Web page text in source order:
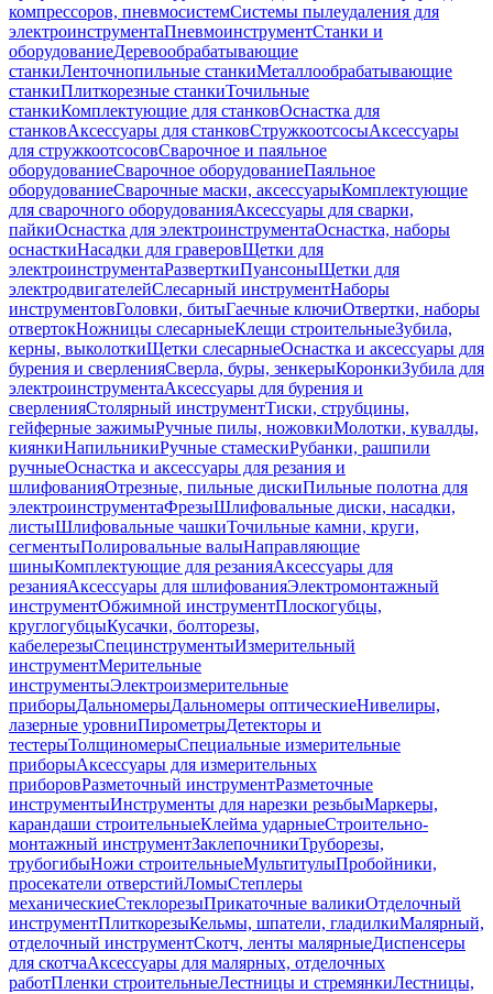
компрессоров, пневмосистемСистемы пылеудаления для
электроинструментаПневмоинструментСтанки и
оборудованиеДеревообрабатывающие
станкиЛенточнопильные станкиМеталлообрабатывающие
станкиПлиткорезные станкиТочильные
станкиКомплектующие для станковОснастка для
станковАксессуары для станковСтружкоотсосыАксессуары
для стружкоотсосовСварочное и паяльное
оборудованиеСварочное оборудованиеПаяльное
оборудованиеСварочные маски, аксессуарыКомплектующие
для сварочного оборудованияАксессуары для сварки,
пайкиОснастка для электроинструментаОснастка, наборы
оснасткиНасадки для граверовЩетки для
электроинструментаРазверткиПуансоныЩетки для
электродвигателейСлесарный инструментНаборы
инструментовГоловки, битыГаечные ключиОтвертки, наборы
отвертокНожницы слесарныеКлещи строительныеЗубила,
керны, выколоткиЩетки слесарныеОснастка и аксессуары для
бурения и сверленияСверла, буры, зенкерыКоронкиЗубила для
электроинструментаАксессуары для бурения и
сверленияСтолярный инструментТиски, струбцины,
гейферные зажимыРучные пилы, ножовкиМолотки, кувалды,
киянкиНапильникиРучные стамескиРубанки, рашпили
ручныеОснастка и аксессуары для резания и
шлифованияОтрезные, пильные дискиПильные полотна для
электроинструментаФрезыШлифовальные диски, насадки,
листыШлифовальные чашкиТочильные камни, круги,
сегментыПолировальные валыНаправляющие
шиныКомплектующие для резанияАксессуары для
резанияАксессуары для шлифованияЭлектромонтажный
инструментОбжимной инструментПлоскогубцы,
круглогубцыКусачки, болторезы,
кабелерезыСпецинструментыИзмерительный
инструментМерительные
инструментыЭлектроизмерительные
приборыДальномерыДальномеры оптическиеНивелиры,
лазерные уровниПирометрыДетекторы и
тестерыТолщиномерыСпециальные измерительные
приборыАксессуары для измерительных
приборовРазметочный инструментРазметочные
инструментыИнструменты для нарезки резьбыМаркеры,
карандаши строительныеКлейма ударныеСтроительно-
монтажный инструментЗаклепочникиТруборезы,
трубогибыНожи строительныеМультитулыПробойники,
просекатели отверстийЛомыСтеплеры
механическиеСтеклорезыПрикаточные валикиОтделочный
инструментПлиткорезыКельмы, шпатели, гладилкиМалярный,
отделочный инструментСкотч, ленты малярныеДиспенсеры
для скотчаАксессуары для малярных, отделочных
работПленки строительныеЛестницы и стремянкиЛестницы,